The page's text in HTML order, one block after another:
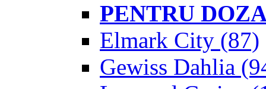
PENTRU
Elmark City (87)
Gewiss Dahlia